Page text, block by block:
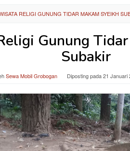
RELIGI GUNUNG TIDAR MAKAM SYEIKH
Gunung
Subakir
Sewa Mobil Grobogan Diposting pada21 Januari